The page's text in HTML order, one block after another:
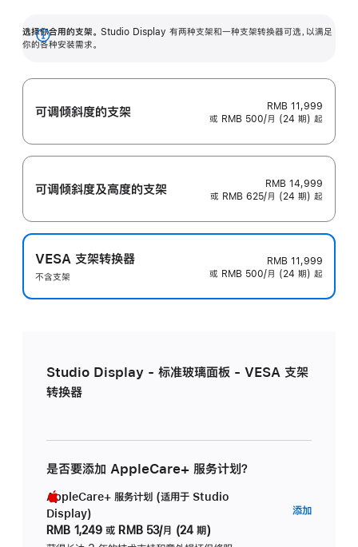
选择你合用的支架。 Studio Display 有两种支架和一种支架转换器可选，以满足
你的各种安装需求。
展
可调倾斜度的支架
RMB 11,999
或 RMB 500/月 (24 期) 起
可调倾斜度及高‍度的支‍架
RMB 14,999
或 RMB 625/月 (24 期) 起
VESA 支架转换器
不含支架
RMB 11,999
或 RMB 500/月 (24 期) 起
Studio Display - 标准玻璃面板 - VESA 支架
转换器
是否要添加 AppleCare+ 服务计划？
AppleCare+ 服务计划 (适用于 Studio
Display)
RMB 1,249 或 RMB 53/月 (24 期)
添加